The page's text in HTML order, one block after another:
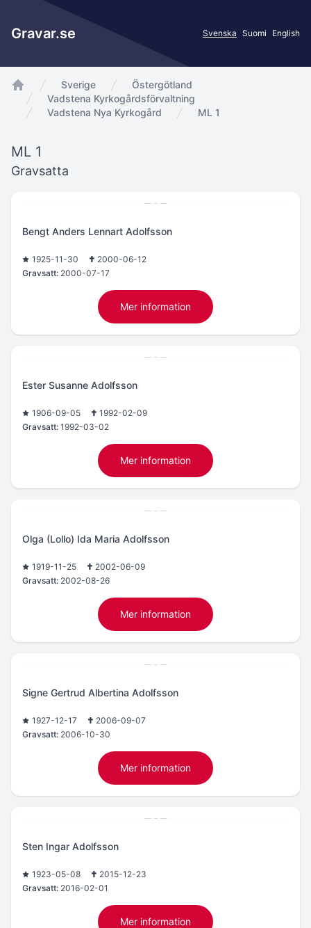
Gravar.se Svenska Suomi English
app.Start
Sverige
Östergötland
Vadstena Kyrkogårdsförvaltning
Vadstena Nya Kyrkogård
ML 1
ML 1
Gravsatta
Bengt Anders Lennart Adolfsson
1925-11-30
2000-06-12
Gravsatt: 2000-07-17
Mer information
Ester Susanne Adolfsson
1906-09-05
1992-02-09
Gravsatt: 1992-03-02
Mer information
Olga (Lollo) Ida Maria Adolfsson
1919-11-25
2002-06-09
Gravsatt: 2002-08-26
Mer information
Signe Gertrud Albertina Adolfsson
1927-12-17
2006-09-07
Gravsatt: 2006-10-30
Mer information
Sten Ingar Adolfsson
1923-05-08
2015-12-23
Gravsatt: 2016-02-01
Mer information